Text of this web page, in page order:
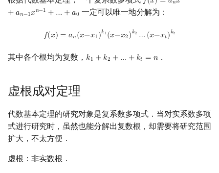
Geany
Xcode
GUIDE
CP Editor
Polygon
LaTeX 入门
Git
编译优化
桶排序
希尔排序
锦标赛排序
排序相关 STL
倍增
Dancing Links
Alpha–Beta 剪枝
优化
插头 DP
动态 DP
概率 DP
DP 套 DP
DP 优化
其它 DP 方法
AC 自动机
后缀数组 (SA)
后缀自动机 (SAM)
后缀平衡树
广义后缀自动机
后缀树
Manacher
模逆元
线性同余方程
中国剩余定理
升幂引理
阶乘取模
卢卡斯定理
同余方程
Entringer Number
Eulerian Number
分拆数
范德蒙德卷积
Pólya 计数
图论计数
特征多项式
Jordan标准型
单调队列
树状数组
线段树
划分树
二叉搜索树 & 平衡树
左偏红黑树
AA 树
跳表
动态树分治
AHU 算法
树哈希
生成树问题
拆点
连通性相关
环计数问题
最小环
2-SAT
半平面交
平面最近点对
随机增量法
反演变换
计算几何杂项
字节顺序
约瑟夫问题
表达式求值
在一台机器上规划任务
主元素问题
Garsia–Wachs 算法
15-puzzle
𝑓(𝑥) = 𝑎𝑛𝑥
+𝑎𝑛−1𝑥𝑛−1 + … +𝑎0 一定可以唯一地分解为：
𝑓(𝑥) = 𝑎𝑛(𝑥−𝑥1)𝑘1 (𝑥−𝑥2)𝑘2 … (𝑥−𝑥𝑡)𝑘𝑡
f( x) =a n(x−x1) k1(x−x2)k2… −xt)kt
其中各个根均为复数， 𝑘1 + 𝑘2 + … + 𝑘𝑡 = 𝑛
k1 +k 2+…+kt= n ．
虚根成对定理
代数基本定理的研究对象是复系数多项式．当对实系数多项
式进行研究时，虽然也能分解出复数根，却需要将研究范围
扩大，不太方便．
虚根：非实数根．